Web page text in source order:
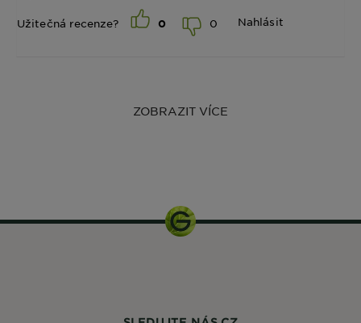
Užitečná recenze? 0 0 Nahlásit
ZOBRAZIT VÍCE